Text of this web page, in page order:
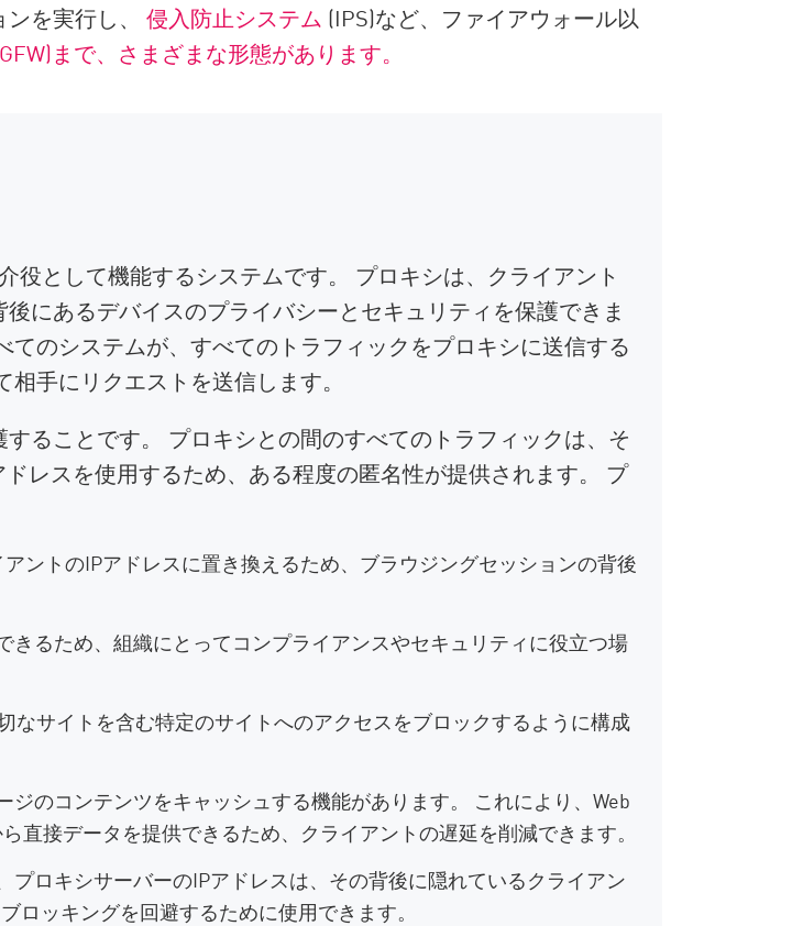
を実行し、
侵入防止システム (IPS)など、ファイアウォール以
まで、さまざまな形態があります。
役として機能するシステムです。 プロキシは、クライアント
にあるデバイスのプライバシーとセキュリティを保護できま
のシステムが、すべてのトラフィックをプロキシに送信する
手にリクエストを送信します。
ることです。 プロキシとの間のすべてのトラフィックは、そ
レスを使用するため、ある程度の匿名性が提供されます。 プ
ントのIPアドレスに置き換えるため、ブラウジングセッションの背後
るため、組織にとってコンプライアンスやセキュリティに役立つ場
なサイトを含む特定のサイトへのアクセスをブロックするように構成
のコンテンツをキャッシュする機能があります。 これにより、Web
接データを提供できるため、クライアントの遅延を削減できます。
プロキシサーバーのIPアドレスは、その背後に隠れているクライアン
ロッキングを回避するために使用できます。